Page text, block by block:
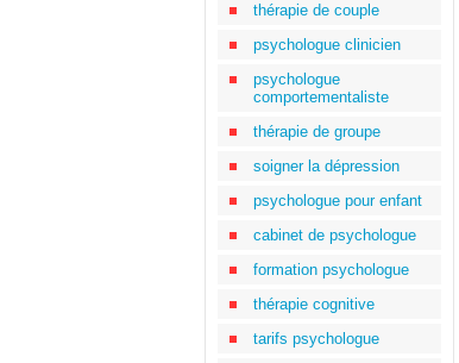
thérapie de couple
psychologue clinicien
psychologue
comportementaliste
thérapie de groupe
soigner la dépression
psychologue pour enfant
cabinet de psychologue
formation psychologue
thérapie cognitive
tarifs psychologue